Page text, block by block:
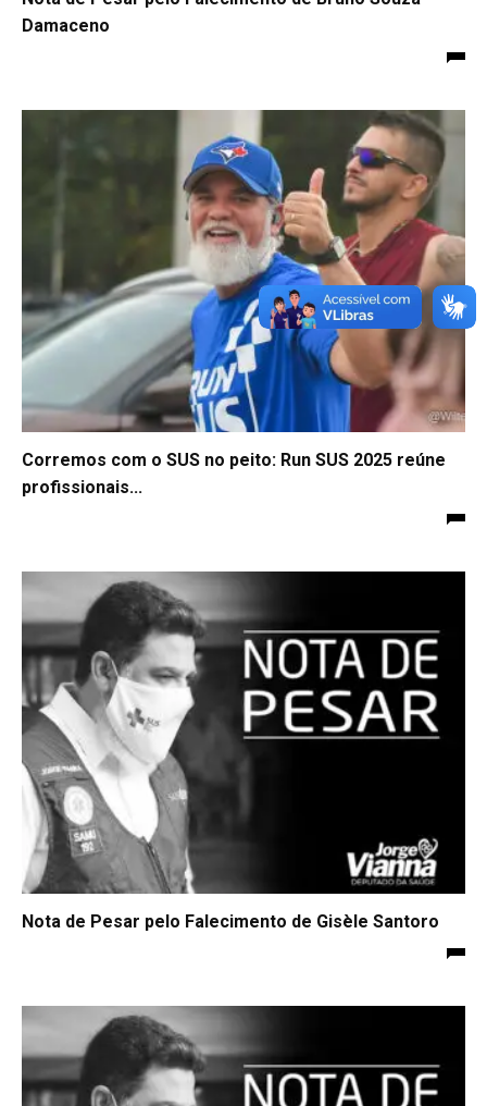
Damaceno
Corremos com o SUS no peito: Run SUS 2025 reúne
profissionais...
Nota de Pesar pelo Falecimento de Gisèle Santoro